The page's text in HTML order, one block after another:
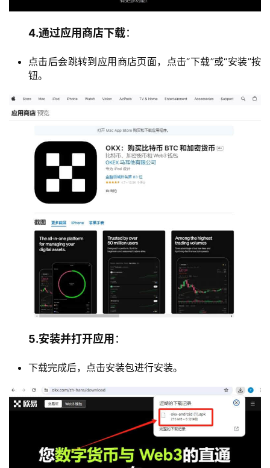
4.通过应用商店下载：
点击后会跳转到应用商店页面，点击“下载”或“安装”按
钮。
5.安装并打开应用 ：
下载完成后，点击安装包进行安装。